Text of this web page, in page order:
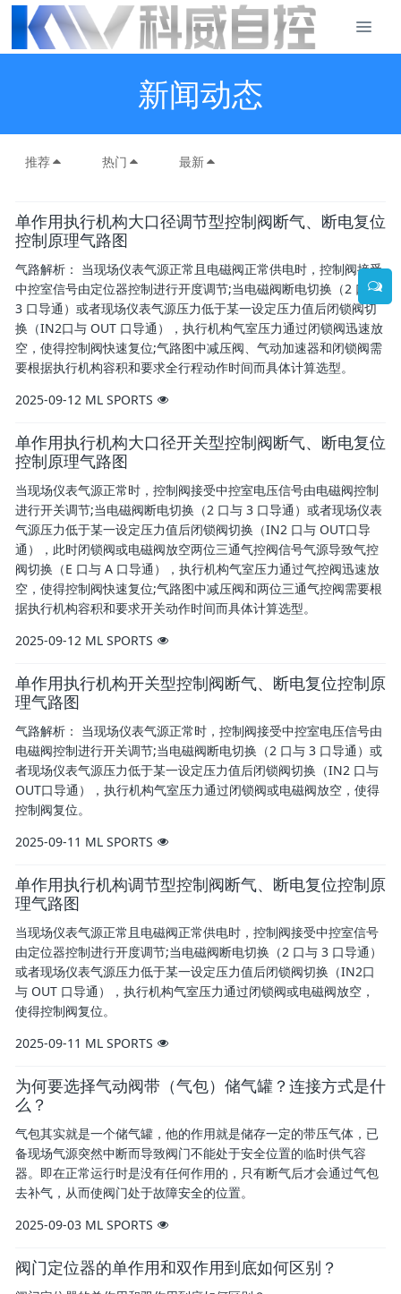
新闻动态
推荐 热门 最新
单作用执行机构大口径调节型控制阀断气、断电复位
控制原理气路图
气路解析： 当现场仪表气源正常且电磁阀正常供电时，控制阀接受
中控室信号由定位器控制进行开度调节;当电磁阀断电切换（2 口与
3 口导通）或者现场仪表气源压力低于某一设定压力值后闭锁阀切
换（IN2口与 OUT 口导通），执行机构气室压力通过闭锁阀迅速放
空，使得控制阀快速复位;气路图中减压阀、气动加速器和闭锁阀需
要根据执行机构容积和要求全行程动作时间而具体计算选型。
2025-09-12 ML SPORTS
单作用执行机构大口径开关型控制阀断气、断电复位
控制原理气路图
当现场仪表气源正常时，控制阀接受中控室电压信号由电磁阀控制
进行开关调节;当电磁阀断电切换（2 口与 3 口导通）或者现场仪表
气源压力低于某一设定压力值后闭锁阀切换（IN2 口与 OUT口导
通），此时闭锁阀或电磁阀放空两位三通气控阀信号气源导致气控
阀切换（E 口与 A 口导通），执行机构气室压力通过气控阀迅速放
空，使得控制阀快速复位;气路图中减压阀和两位三通气控阀需要根
据执行机构容积和要求开关动作时间而具体计算选型。
2025-09-12 ML SPORTS
单作用执行机构开关型控制阀断气、断电复位控制原
理气路图
气路解析： 当现场仪表气源正常时，控制阀接受中控室电压信号由
电磁阀控制进行开关调节;当电磁阀断电切换（2 口与 3 口导通）或
者现场仪表气源压力低于某一设定压力值后闭锁阀切换（IN2 口与
OUT口导通），执行机构气室压力通过闭锁阀或电磁阀放空，使得
控制阀复位。
2025-09-11 ML SPORTS
单作用执行机构调节型控制阀断气、断电复位控制原
理气路图
当现场仪表气源正常且电磁阀正常供电时，控制阀接受中控室信号
由定位器控制进行开度调节;当电磁阀断电切换（2 口与 3 口导通）
或者现场仪表气源压力低于某一设定压力值后闭锁阀切换（IN2口
与 OUT 口导通），执行机构气室压力通过闭锁阀或电磁阀放空，
使得控制阀复位。
2025-09-11 ML SPORTS
为何要选择气动阀带（气包）储气罐？连接方式是什
么？
气包其实就是一个储气罐，他的作用就是储存一定的带压气体，已
备现场气源突然中断而导致阀门不能处于安全位置的临时供气容
器。即在正常运行时是没有任何作用的，只有断气后才会通过气包
去补气，从而使阀门处于故障安全的位置。
2025-09-03 ML SPORTS
阀门定位器的单作用和双作用到底如何区别？